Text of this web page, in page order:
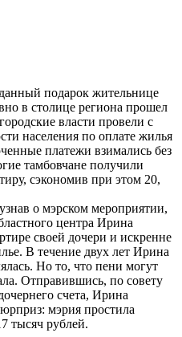
подарок жительнице
в столице региона прошел
власти провели с
населения по оплате жилья
платежи взимались без
тамбовчане получили
сэкономив при этом 20,
о мэрском мероприятии,
центра Ирина
своей дочери и искренне
В течение двух лет Ирина
Но то, что пени могут
Отправившись, по совету
счета, Ирина
мэрия простила
тысяч рублей.